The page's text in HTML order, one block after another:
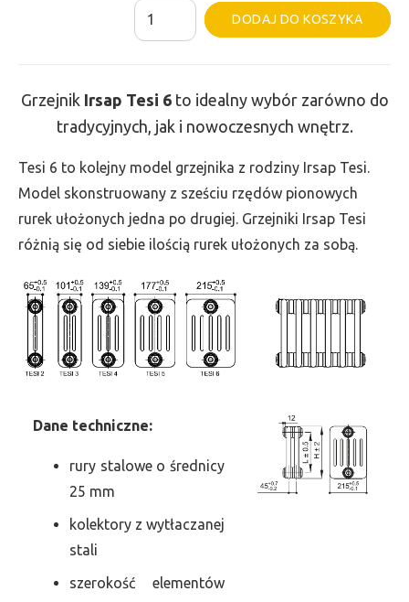
ilość
Grzejnik
-
wys.
665,
szer.
1530,
4207
DODAJ DO KOSZYKA
Grzejnik Irsap Tesi 6to idealny wybór zarówno do
tradycyjnych, jak i nowoczesnych wnętrz.
Tesi 6 to kolejny model grzejnika z rodziny Irsap Tesi.
Model skonstruowany z sześciu rzędów pionowych
rurek ułożonych jedna po drugiej. Grzejniki Irsap Tesi
różnią się od siebie ilością rurek ułożonych za sobą.
Dane techniczne:
rury stalowe o średnicy
25 mm
kolektory z wytłaczanej
stali
szerokość elementów